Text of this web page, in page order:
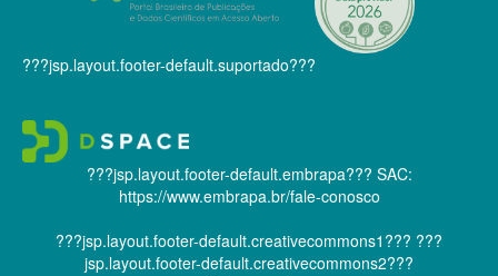
???jsp.layout.footer-default.suportado???
???jsp.layout.footer-default.embrapa??? SAC:
https://www.embrapa.br/fale-conosco
???jsp.layout.footer-default.creativecommons1??? ???
jsp.layout.footer-default.creativecommons2???